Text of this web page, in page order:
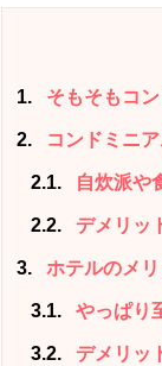
1 そもそもコ
2 コンドミニ
2.1 自炊派や
2.2 デメリッ
3 ホテルのメ
3.1 やっぱり
3.2 デメリッ